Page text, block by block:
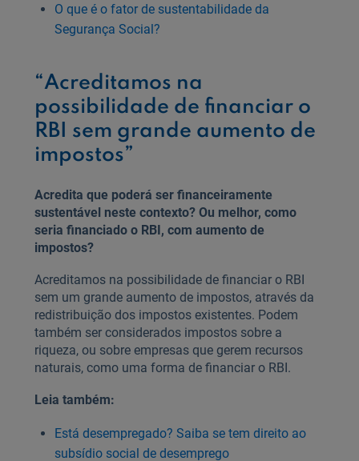
O que é o fator de sustentabilidade da
Segurança Social?
“Acreditamos na
possibilidade de financiar o
RBI sem grande aumento de
impostos”
Acredita que poderá ser financeiramente
sustentável neste contexto? Ou melhor, como
seria financiado o RBI, com aumento de
impostos?
Acreditamos na possibilidade de financiar o RBI
sem um grande aumento de impostos, através da
redistribuição dos impostos existentes. Podem
também ser considerados impostos sobre a
riqueza, ou sobre empresas que gerem recursos
naturais, como uma forma de financiar o RBI.
Leia também:
Está desempregado? Saiba se tem direito ao
subsídio social de desemprego